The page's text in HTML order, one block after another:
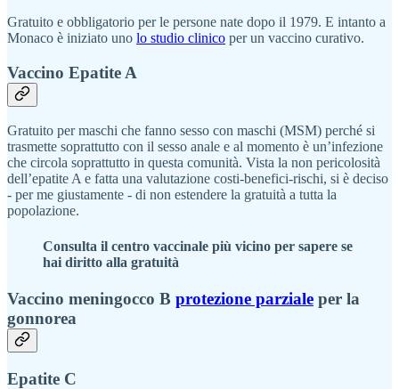
Gratuito e obbligatorio per le persone nate dopo il 1979. E intanto a
Monaco è iniziato uno lo studio clinico per un vaccino curativo.
Vaccino Epatite A
Gratuito per maschi che fanno sesso con maschi (MSM) perché si
trasmette soprattutto con il sesso anale e al momento è un’infezione
che circola soprattutto in questa comunità. Vista la non pericolosità
dell’epatite A e fatta una valutazione costi-benefici-rischi, si è deciso
- per me giustamente - di non estendere la gratuità a tutta la
popolazione.
Consulta il centro vaccinale più vicino per sapere se
hai diritto alla gratuità
Vaccino meningocco B protezione parziale per la
gonnorea
Epatite C